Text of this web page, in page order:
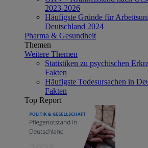
2023-2026
Häufigste Gründe für
Deutschland 2024
Pharma & Gesundheit
Themen
Weitere Themen
Statistiken zu psychischen
Fakten
Häufigste Todesursachen in
Fakten
Top Report